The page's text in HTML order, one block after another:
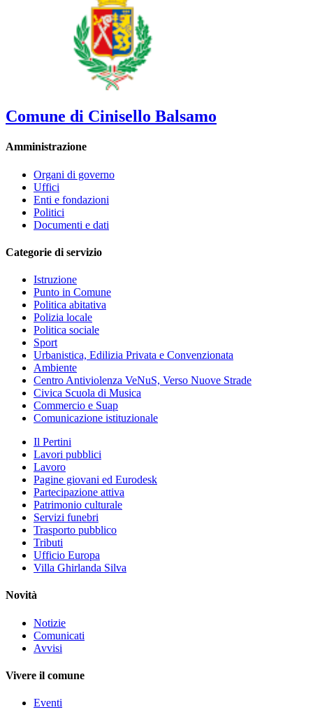
Comune di Cinisello Balsamo
Amministrazione
Organi di governo
Uffici
Enti e fondazioni
Politici
Documenti e dati
Categorie di servizio
Istruzione
Punto in Comune
Politica abitativa
Polizia locale
Politica sociale
Sport
Urbanistica, Edilizia Privata e Convenzionata
Ambiente
Centro Antiviolenza VeNuS, Verso Nuove Strade
Civica Scuola di Musica
Commercio e Suap
Comunicazione istituzionale
Il Pertini
Lavori pubblici
Lavoro
Pagine giovani ed Eurodesk
Partecipazione attiva
Patrimonio culturale
Servizi funebri
Trasporto pubblico
Tributi
Ufficio Europa
Villa Ghirlanda Silva
Novità
Notizie
Comunicati
Avvisi
Vivere il comune
Eventi